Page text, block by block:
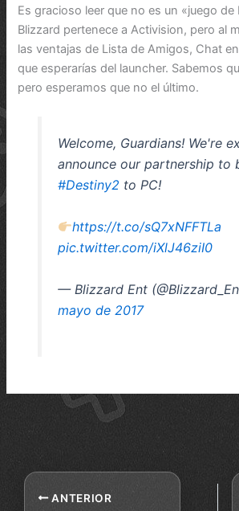
Es gracioso leer que no es un «juego de
Blizzard pertenece a Activision, pero al
las ventajas de Lista de Amigos, Chat
que esperarías del launcher. Sabemos
pero esperamos que no el último.
Welcome, Guardians! We're
announce our partnership to
#Destiny2 to PC!
https://t.co/sQ7xNFFTLa
pic.twitter.com/iXlJ46ziI0
— Blizzard Ent
mayo de 2017
ANTERIOR